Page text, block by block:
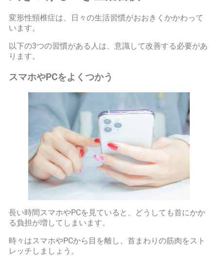
変形性頸椎症は、日々の生活習慣がおおきくかかわって
います。
以下の3つの習慣がある人は、意識して改善する必要があ
ります。
スマホやPCをよくつかう
長い時間スマホやPCを見ていると、どうしても首にかか
る負担が増してしまいます。
時々はスマホやPCから目を離し、首まわりの筋肉をスト
レッチしましょう。